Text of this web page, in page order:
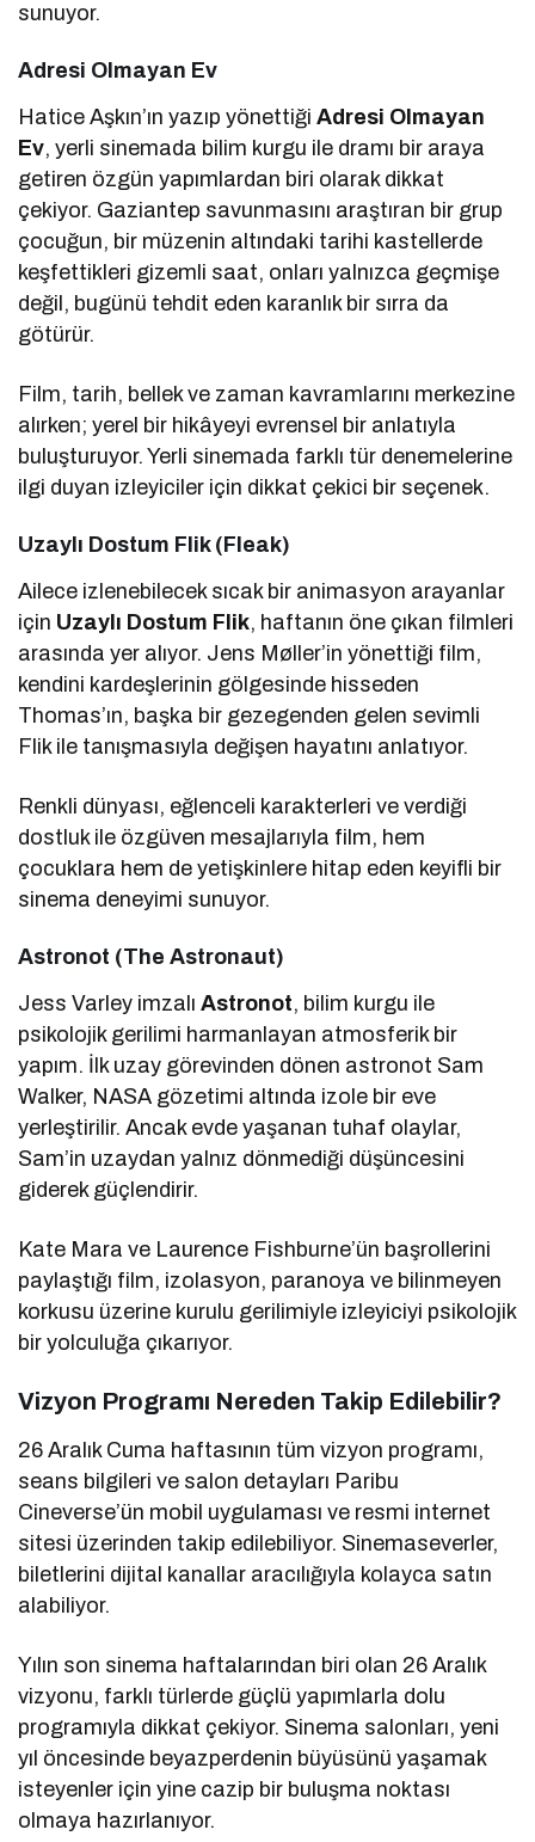
sunuyor.
Adresi Olmayan Ev
Hatice Aşkın’ın yazıp yönettiğiAdresi Olmayan
Ev, yerli sinemada bilim kurgu ile dramı bir araya
getiren özgün yapımlardan biri olarak dikkat
çekiyor. Gaziantep savunmasını araştıran bir grup
çocuğun, bir müzenin altındaki tarihi kastellerde
keşfettikleri gizemli saat, onları yalnızca geçmişe
değil, bugünü tehdit eden karanlık bir sırra da
götürür.
Film, tarih, bellek ve zaman kavramlarını merkezine
alırken; yerel bir hikâyeyi evrensel bir anlatıyla
buluşturuyor. Yerli sinemada farklı tür denemelerine
ilgi duyan izleyiciler için dikkat çekici bir seçenek.
Uzaylı Dostum Flik (Fleak)
Ailece izlenebilecek sıcak bir animasyon arayanlar
için Uzaylı Dostum Flik, haftanın öne çıkan filmleri
arasında yer alıyor. Jens Møller’in yönettiği film,
kendini kardeşlerinin gölgesinde hisseden
Thomas’ın, başka bir gezegenden gelen sevimli
Flik ile tanışmasıyla değişen hayatını anlatıyor.
Renkli dünyası, eğlenceli karakterleri ve verdiği
dostluk ile özgüven mesajlarıyla film, hem
çocuklara hem de yetişkinlere hitap eden keyifli bir
sinema deneyimi sunuyor.
Astronot (The Astronaut)
Jess Varley imzalıAstronot, bilim kurgu ile
psikolojik gerilimi harmanlayan atmosferik bir
yapım. İlk uzay görevinden dönen astronot Sam
Walker, NASA gözetimi altında izole bir eve
yerleştirilir. Ancak evde yaşanan tuhaf olaylar,
Sam’in uzaydan yalnız dönmediği düşüncesini
giderek güçlendirir.
Kate Mara ve Laurence Fishburne’ün başrollerini
paylaştığı film, izolasyon, paranoya ve bilinmeyen
korkusu üzerine kurulu gerilimiyle izleyiciyi psikolojik
bir yolculuğa çıkarıyor.
Vizyon Programı Nereden Takip Edilebilir?
26 Aralık Cuma haftasının tüm vizyon programı,
seans bilgileri ve salon detayları Paribu
Cineverse’ün mobil uygulaması ve resmi internet
sitesi üzerinden takip edilebiliyor. Sinemaseverler,
biletlerini dijital kanallar aracılığıyla kolayca satın
alabiliyor.
Yılın son sinema haftalarından biri olan 26 Aralık
vizyonu, farklı türlerde güçlü yapımlarla dolu
programıyla dikkat çekiyor. Sinema salonları, yeni
yıl öncesinde beyazperdenin büyüsünü yaşamak
isteyenler için yine cazip bir buluşma noktası
olmaya hazırlanıyor.